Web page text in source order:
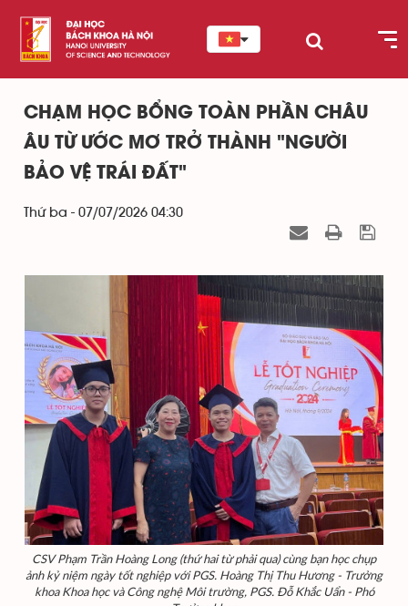
CHẠM HỌC BỔNG TOÀN PHẦN CHÂU
ÂU TỪ ƯỚC MƠ TRỞ THÀNH "NGƯỜI
BẢO VỆ TRÁI ĐẤT"
Thứ ba - 07/07/2026 04:30
CSV Phạm Trần Hoàng Long (thứ hai từ phải qua) cùng bạn học chụp
ảnh kỷ niệm ngày tốt nghiệp với PGS. Hoàng Thị Thu Hương - Trưởng
khoa Khoa học và Công nghệ Môi trường, PGS. Đỗ Khắc Uẩn - Phó